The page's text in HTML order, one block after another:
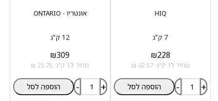
HIQ
7 ק"ג
₪228
מחיר ל1 ק"ג: 32.57 ₪
- + הוספה לסל
אונטריו - ONTARIO
12 ק"ג
₪309
מחיר ל1 ק"ג: 25.75 ₪
- + הוספה לסל